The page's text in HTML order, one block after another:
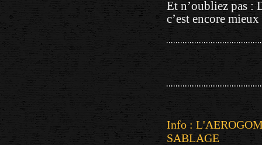
Et n’oubliez pas :
c’est encore
Info :
SABLAGE